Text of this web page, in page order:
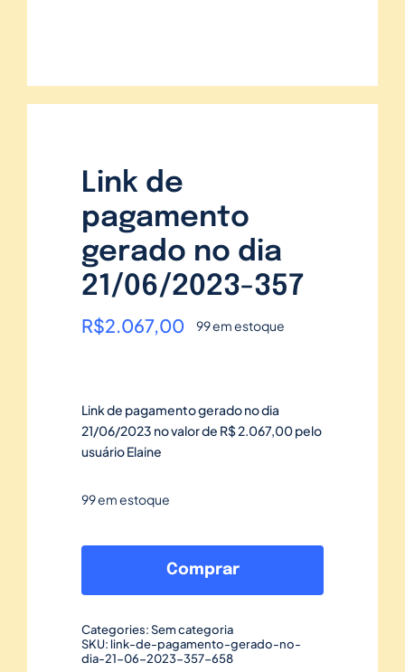
Link de
pagamento
gerado no dia
21/06/2023-357
R$2.067,00 99 em estoque
Link de pagamento gerado no dia
21/06/2023 no valor de R$ 2.067,00 pelo
usuário Elaine
99 em estoque
de
no
dia
Comprar
Categories:Sem categoria
SKU: link-de-pagamento-gerado-no-
dia-21-06-2023-357-658